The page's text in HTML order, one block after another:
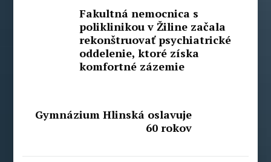
Fakultná nemocnica s
poliklinikou v Žiline začala
rekonštruovať psychiatrické
oddelenie, ktoré získa
komfortné zázemie
Gymnázium Hlinská oslavuje
60 rokov